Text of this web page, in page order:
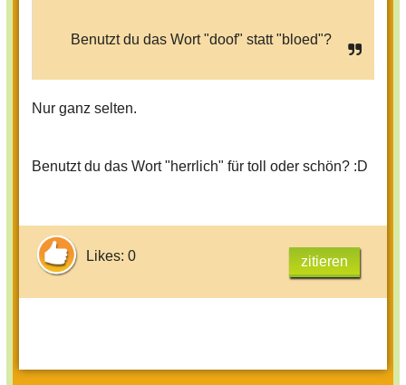
Benutzt du das Wort "doof" statt "bloed"?
Nur ganz selten.
Benutzt du das Wort "herrlich" für toll oder schön? :D
Likes: 0 zitieren